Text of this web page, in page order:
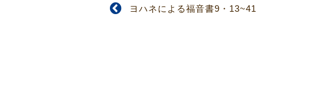
ヨハネによる福音書9・13~41